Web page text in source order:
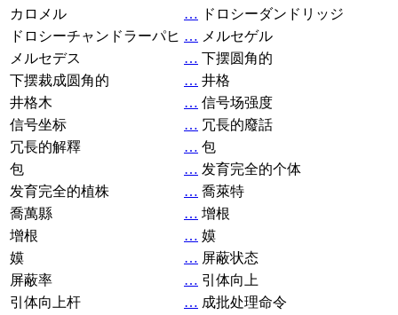
カロメル
… ドロシーダンドリッジ
ドロシーチャンドラーパヒ … メルセゲル
メルセデス
… 下摆圆角的
下摆裁成圆角的
… 井格
井格木
… 信号场强度
信号坐标
… 冗長的廢話
冗長的解釋
… 包
包
… 发育完全的个体
发育完全的植株
… 喬萊特
喬萬縣
… 增根
增根
… 嫫
嫫
… 屏蔽状态
屏蔽率
… 引体向上
引体向上杆
… 成批处理命令